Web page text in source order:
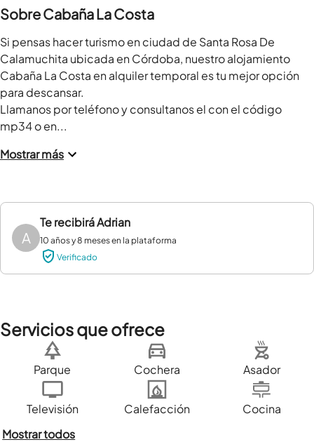
Sobre Cabaña La Costa
Si pensas hacer turismo en ciudad de Santa Rosa De
Calamuchita ubicada en Córdoba, nuestro alojamiento
Cabaña La Costa en alquiler temporal es tu mejor opción
para descansar.
Llamanos por teléfono y consultanos el con el código
mp34 o en...
Mostrar más
A
Te recibiráAdrian
10 años y 8 meses en la plataforma
Verificado
Servicios que ofrece
Parque Cochera Asador
Televisión Calefacción
Cocina
Mostrar todos